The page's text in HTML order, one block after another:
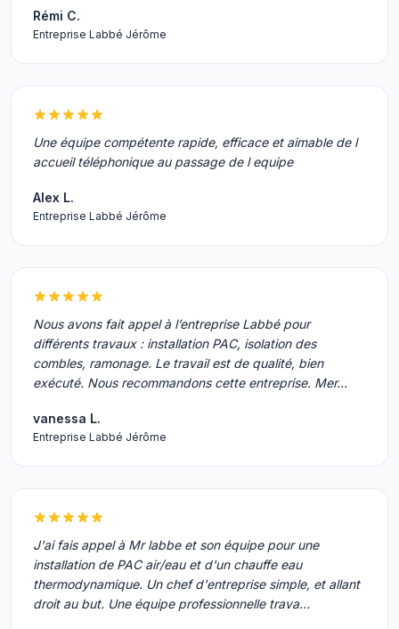
Rémi C.
Entreprise Labbé Jérôme
Une équipe compétente rapide, efficace et aimable de l
accueil téléphonique au passage de l equipe
Alex L.
Entreprise Labbé Jérôme
Nous avons fait appel à l’entreprise Labbé pour
différents travaux : installation PAC, isolation des
combles, ramonage. Le travail est de qualité, bien
exécuté. Nous recommandons cette entreprise. Mer…
vanessa L.
Entreprise Labbé Jérôme
J'ai fais appel à Mr labbe et son équipe pour une
installation de PAC air/eau et d'un chauffe eau
thermodynamique. Un chef d'entreprise simple, et allant
droit au but. Une équipe professionnelle trava…